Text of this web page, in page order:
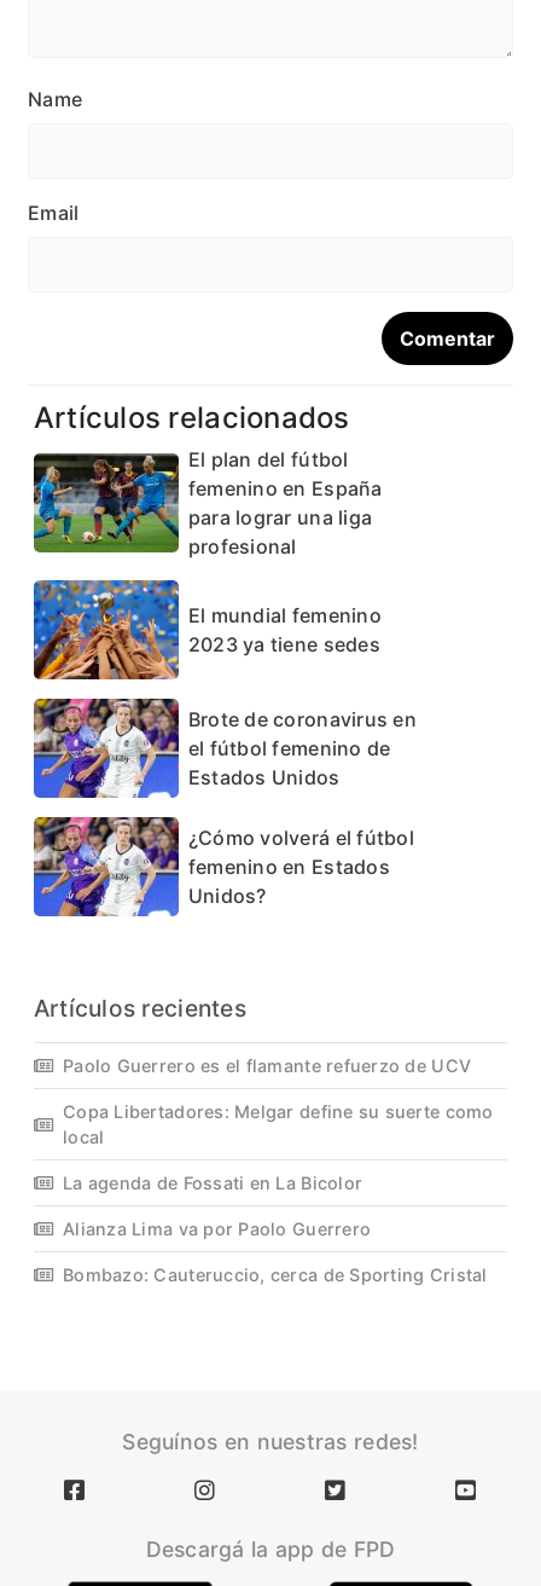
Name
Email
Artículos relacionados
El plan del fútbol
femenino en España
para lograr una liga
profesional
El mundial femenino
2023 ya tiene sedes
Brote de coronavirus en
el fútbol femenino de
Estados Unidos
¿Cómo volverá el fútbol
femenino en Estados
Unidos?
Artículos recientes
Paolo Guerrero es el flamante refuerzo de UCV
Copa Libertadores: Melgar define su suerte como
local
La agenda de Fossati en La Bicolor
Alianza Lima va por Paolo Guerrero
Bombazo: Cauteruccio, cerca de Sporting Cristal
Seguínos en nuestras redes!
Descargá la app de FPD